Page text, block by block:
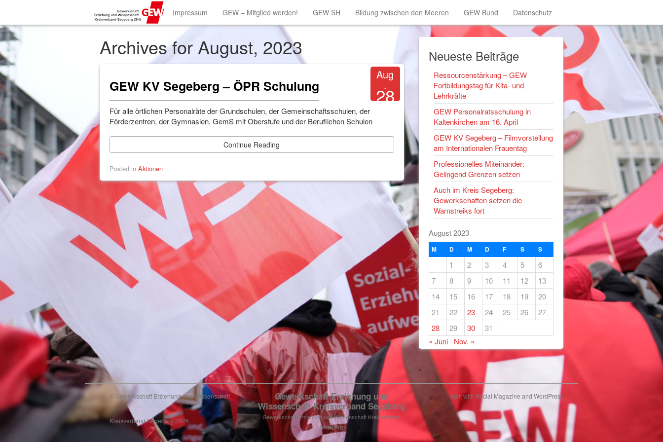
Impressum GEW – Mitglied werden! GEW SH Bildung zwischen den Meeren GEW Bund Datenschutz
Archives for August, 2023
GEW KV Segeberg – ÖPR Schulung
Aug
.
28
Für alle örtlichen Personalräte der Grundschulen, der Gemeinschaftsschulen, der
Förderzentren, der Gymnasien, GemS mit Oberstufe und der Beruflichen Schulen
Continue Reading
Posted in Aktionen
Neueste Beiträge
Ressourcenstärkung – GEW
Fortbildungstag für Kita- und
Lehrkräfte
GEW Personalratsschulung in
Kaltenkirchen am 16. April
GEW KV Segeberg – Filmvorstellung
am Internationalen Frauentag
Professionelles Miteinander:
Gelingend Grenzen setzen
Auch im Kreis Segeberg:
Gewerkschaften setzen die
Warnstreiks fort
August 2023
M D M D F S S
1 2 3 4 5
6
7
8 9 10 11 12
13
14
15 16 17 18 19
20
21
22 23 24 25 26
27
28
29 30
31
« Juni
Nov. »
© Gewerkschaft Erziehung und Wissenschaft
Kreisverband Segeberg 2026
Gewerkschaft Erziehung und
Wissenschaft Kreisverband Segeberg
Gewerkschaft Erziehung und Wissenschaft Kreisverband
Segeberg
built with Social Magazine and WordPress